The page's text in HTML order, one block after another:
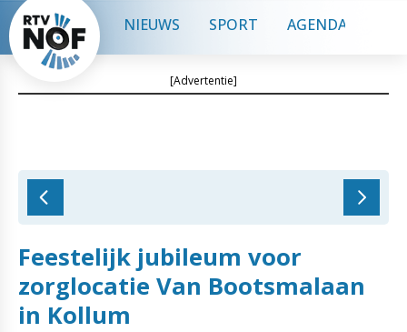
NIEUWS SPORT AGENDA
[Advertentie]
Feestelijk jubileum voor
zorglocatie Van Bootsmalaan
in Kollum